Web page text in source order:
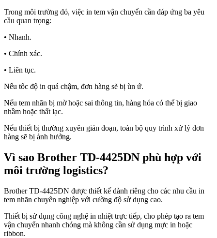
Trong môi trường đó, việc in tem vận chuyển cần đáp ứng ba yêu
cầu quan trọng:
• Nhanh.
• Chính xác.
• Liên tục.
Nếu tốc độ in quá chậm, đơn hàng sẽ bị ùn ứ.
Nếu tem nhãn bị mờ hoặc sai thông tin, hàng hóa có thể bị giao
nhầm hoặc thất lạc.
Nếu thiết bị thường xuyên gián đoạn, toàn bộ quy trình xử lý đơn
hàng sẽ bị ảnh hưởng.
Vì sao Brother TD-4425DN phù hợp với
môi trường logistics?
Brother TD-4425DN được thiết kế dành riêng cho các nhu cầu in
tem nhãn chuyên nghiệp với cường độ sử dụng cao.
Thiết bị sử dụng công nghệ in nhiệt trực tiếp, cho phép tạo ra tem
vận chuyển nhanh chóng mà không cần sử dụng mực in hoặc
ribbon.